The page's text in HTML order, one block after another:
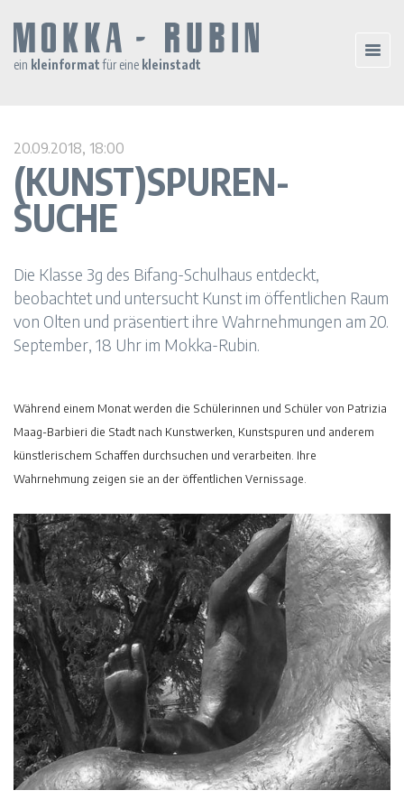
ein kleinformatfür eine kleinstadt
20.09.2018, 18:00
(KUNST)SPUREN-
SUCHE
Die Klasse 3g des Bifang-Schulhaus entdeckt,
beobachtet und untersucht Kunst im öffentlichen Raum
von Olten und präsentiert ihre Wahrnehmungen am 20.
September, 18 Uhr im Mokka-Rubin.
Während einem Monat werden die Schülerinnen und Schüler von Patrizia
Maag-Barbieri die Stadt nach Kunstwerken, Kunstspuren und anderem
künstlerischem Schaffen durchsuchen und verarbeiten. Ihre
Wahrnehmung zeigen sie an der öffentlichen Vernissage.